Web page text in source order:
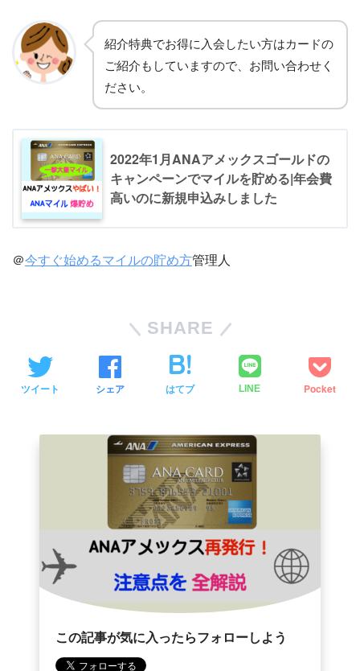
紹介特典でお得に入会したい方はカードの
ご紹介もしていますので、お問い合わせく
ださい。
2022年1月ANAアメックスゴールドの
キャンペーンでマイルを貯める|年会費
高いのに新規申込みしました
＠今すぐ始めるマイルの貯め方管理人
SHARE
ツイート シェア はてブ LINE Pocket
この記事が気に入ったらフォローしよう